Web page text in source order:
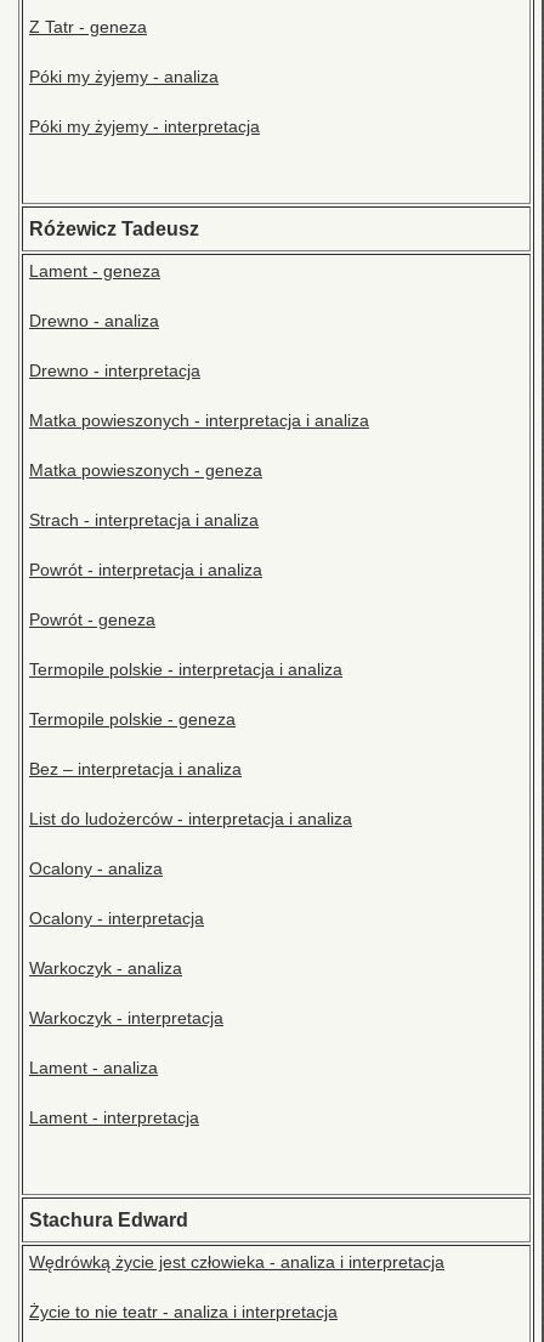
Z Tatr - geneza
Póki my żyjemy - analiza
Póki my żyjemy - interpretacja
Różewicz Tadeusz
Lament - geneza
Drewno - analiza
Drewno - interpretacja
Matka powieszonych - interpretacja i analiza
Matka powieszonych - geneza
Strach - interpretacja i analiza
Powrót - interpretacja i analiza
Powrót - geneza
Termopile polskie - interpretacja i analiza
Termopile polskie - geneza
Bez – interpretacja i analiza
List do ludożerców - interpretacja i analiza
Ocalony - analiza
Ocalony - interpretacja
Warkoczyk - analiza
Warkoczyk - interpretacja
Lament - analiza
Lament - interpretacja
Stachura Edward
Wędrówką życie jest człowieka - analiza i interpretacja
Życie to nie teatr - analiza i interpretacja